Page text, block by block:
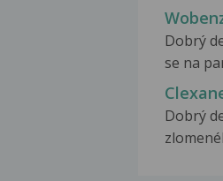
Dobrý
se na
Dobrý